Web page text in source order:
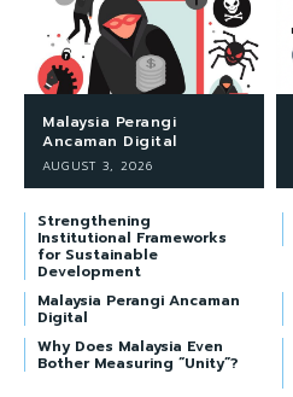
Malaysia Perangi
Ancaman Digital
AUGUST 3, 2026
Strengthening
Institutional Frameworks
for Sustainable
Development
Malaysia Perangi Ancaman
Digital
Why Does Malaysia Even
Bother Measuring “Unity”?